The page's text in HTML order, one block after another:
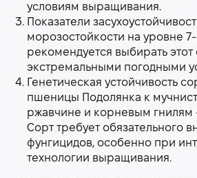
условиям выращивания.
Показатели
морозостойкости на уровне
рекомендуется выбирать
экстремальными погодными
Генетическая устойчивость
пшеницы Подолянка к
ржавчине и корневым гнилям
Сорт требует обязательного
фунгицидов, особенно при
технологии выращивания.